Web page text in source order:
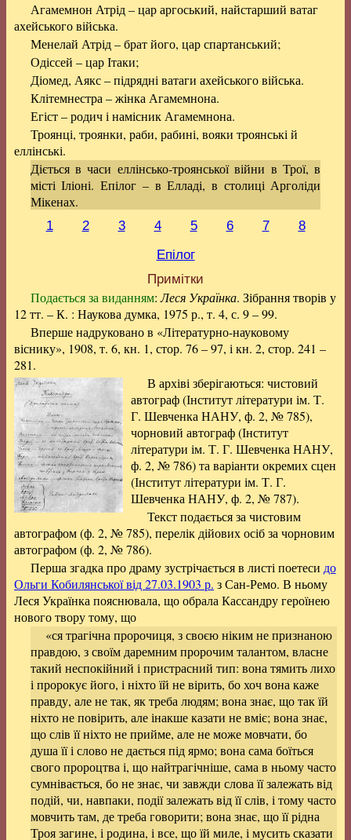
Агамемнон Атрід – цар аргоський, найстарший ватаг
ахейського війська.
Менелай Атрід – брат його, цар спартанський;
Одіссей – цар Ітаки;
Діомед, Аякс – підрядні ватаги ахейського війська.
Клітемнестра – жінка Агамемнона.
Егіст – родич і намісник Агамемнона.
Троянці, троянки, раби, рабині, вояки троянські й
еллінські.
Діється в часи еллінсько-троянської війни в Трої, в
місті Іліоні. Епілог – в Елладі, в столиці Арголіди
Мікенах.
1 2 3 4 5 6 7
8
Епілог
Примітки
Подається за виданням:Леся Українка. Зібрання творів у
12 тт. – К. : Наукова думка, 1975 р., т. 4, с. 9 – 99.
Вперше надруковано в «Літературно-науковому
віснику», 1908, т. 6, кн. 1, стор. 76 – 97, і кн. 2, стор. 241 –
281.
В архіві зберігаються: чистовий
автограф (Інститут літератури ім. Т.
Г. Шевченка НАНУ, ф. 2, № 785),
чорновий автограф (Інститут
літератури ім. Т. Г. Шевченка НАНУ,
ф. 2, № 786) та варіанти окремих сцен
(Інститут літератури ім. Т. Г.
Шевченка НАНУ, ф. 2, № 787).
Текст подається за чистовим
автографом (ф. 2, № 785), перелік дійових осіб за чорновим
автографом (ф. 2, № 786).
Перша згадка про драму зустрічається в листі поетеси до
Ольги Кобилянської від 27.03.1903 р. з Сан-Ремо. В ньому
Леся Українка пояснювала, що обрала Кассандру героїнею
нового твору тому, що
«ся трагічна пророчиця, з своєю ніким не признаною
правдою, з своїм даремним пророчим талантом, власне
такий неспокійний і пристрасний тип: вона тямить лихо
і пророкує його, і ніхто їй не вірить, бо хоч вона каже
правду, але не так, як треба людям; вона знає, що так їй
ніхто не повірить, але інакше казати не вміє; вона знає,
що слів її ніхто не прийме, але не може мовчати, бо
душа її і слово не дається під ярмо; вона сама боїться
свого пророцтва і, що найтрагічніше, сама в ньому часто
сумнівається, бо не знає, чи завжди слова її залежать від
подій, чи, навпаки, події залежать від її слів, і тому часто
мовчить там, де треба говорити; вона знає, що її рідна
Троя загине, і родина, і все, що їй миле, і мусить сказати